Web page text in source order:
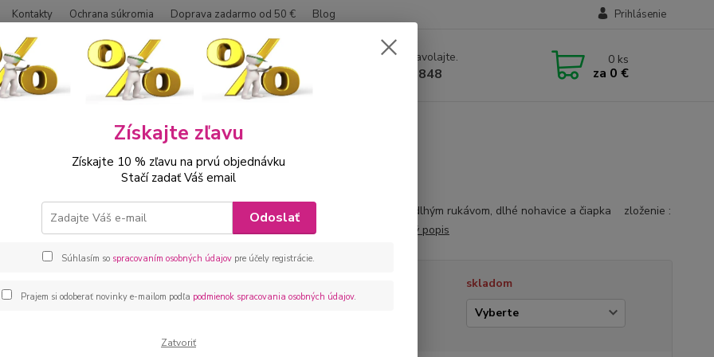
Kontakty Ochrana súkromia Doprava zadarmo od 50 € Blog Prihlásenie
Hľadať Neviete si rady? Zavolajte.
00421 905 612848
0 ks
za 0 €
Kojenecká súprava trojdielna modrá
súprava trojdielna modrá
Kojenecké body s dlhým rukávom, dlhé nohavice a čiapka zloženie :
celý popis
skladom
Získajte zľavu
Získajte 10 % zľavu na prvú objednávku
Stačí zadať Váš email
Odoslať
Súhlasím so spracovaním osobných údajov pre účely registrácie.
Prajem si odoberať novinky e-mailom podľa podmienok spracovania osobných údajov.
Zatvoriť